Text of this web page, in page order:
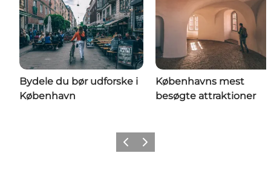
Bydele du bør udforske i
København
Københavns mest
besøgte attraktioner
ForrigeNæste